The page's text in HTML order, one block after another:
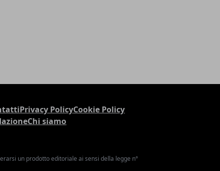
Privacy PolicyCookie Policy
Chi siamo
un prodotto editoriale ai sensi della legge n°